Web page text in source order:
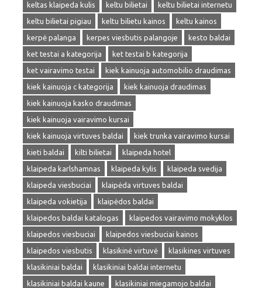
keltas klaipeda kulis
keltu bilietai
keltu bilietai internetu
keltu bilietai pigiau
keltu bilietu kainos
keltu kainos
kerpė palanga
kerpes viesbutis palangoje
kesto baldai
ket testai a kategorija
ket testai b kategorija
ket vairavimo testai
kiek kainuoja automobilio draudimas
kiek kainuoja c kategorija
kiek kainuoja draudimas
kiek kainuoja kasko draudimas
kiek kainuoja vairavimo kursai
kiek kainuoja virtuves baldai
kiek trunka vairavimo kursai
kieti baldai
kilti bilietai
klaipeda hotel
klaipeda karlshamnas
klaipeda kylis
klaipeda svedija
klaipeda viesbuciai
klaipėda virtuves baldai
klaipeda vokietija
klaipėdos baldai
klaipedos baldai katalogas
klaipedos vairavimo mokyklos
klaipedos viesbuciai
klaipedos viesbuciai kainos
klaipedos viesbutis
klasikinė virtuvė
klasikines virtuves
klasikiniai baldai
klasikiniai baldai internetu
klasikiniai baldai kaune
klasikiniai miegamojo baldai